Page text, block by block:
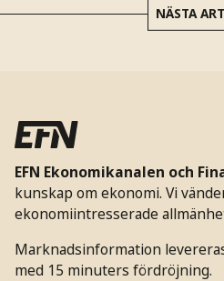
NÄSTA
EFN Ekonomikanalen och
kunskap om ekonomi. Vi
ekonomiintresserade
Marknadsinformation
med 15 minuters fördröjning.